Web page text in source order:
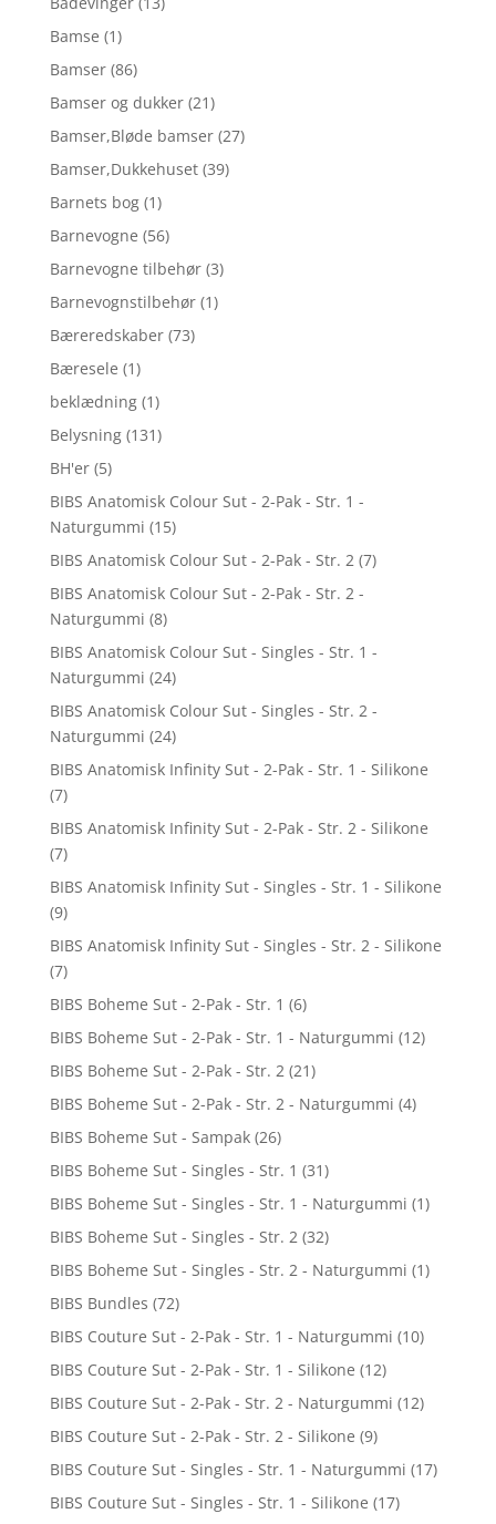
Bamse (1)
Bamser (86)
Bamser og dukker (21)
Bamser,Bløde bamser (27)
Bamser,Dukkehuset (39)
Barnets bog (1)
Barnevogne (56)
Barnevogne tilbehør (3)
Barnevognstilbehør (1)
Bæreredskaber (73)
Bæresele (1)
beklædning (1)
Belysning (131)
BH'er (5)
BIBS Anatomisk Colour Sut - 2-Pak - Str. 1 -
Naturgummi (15)
BIBS Anatomisk Colour Sut - 2-Pak - Str. 2 (7)
BIBS Anatomisk Colour Sut - 2-Pak - Str. 2 -
Naturgummi (8)
BIBS Anatomisk Colour Sut - Singles - Str. 1 -
Naturgummi (24)
BIBS Anatomisk Colour Sut - Singles - Str. 2 -
Naturgummi (24)
BIBS Anatomisk Infinity Sut - 2-Pak - Str. 1 - Silikone
(7)
BIBS Anatomisk Infinity Sut - 2-Pak - Str. 2 - Silikone
(7)
BIBS Anatomisk Infinity Sut - Singles - Str. 1 - Silikone
(9)
BIBS Anatomisk Infinity Sut - Singles - Str. 2 - Silikone
(7)
BIBS Boheme Sut - 2-Pak - Str. 1 (6)
BIBS Boheme Sut - 2-Pak - Str. 1 - Naturgummi (12)
BIBS Boheme Sut - 2-Pak - Str. 2 (21)
BIBS Boheme Sut - 2-Pak - Str. 2 - Naturgummi (4)
BIBS Boheme Sut - Sampak (26)
BIBS Boheme Sut - Singles - Str. 1 (31)
BIBS Boheme Sut - Singles - Str. 1 - Naturgummi (1)
BIBS Boheme Sut - Singles - Str. 2 (32)
BIBS Boheme Sut - Singles - Str. 2 - Naturgummi (1)
BIBS Bundles (72)
BIBS Couture Sut - 2-Pak - Str. 1 - Naturgummi (10)
BIBS Couture Sut - 2-Pak - Str. 1 - Silikone (12)
BIBS Couture Sut - 2-Pak - Str. 2 - Naturgummi (12)
BIBS Couture Sut - 2-Pak - Str. 2 - Silikone (9)
BIBS Couture Sut - Singles - Str. 1 - Naturgummi (17)
BIBS Couture Sut - Singles - Str. 1 - Silikone (17)